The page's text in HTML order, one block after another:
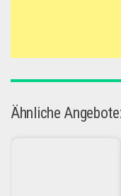
Ähnliche Angebote: